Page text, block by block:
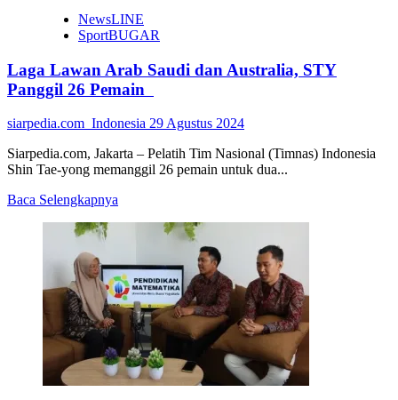
NewsLINE
SportBUGAR
Laga Lawan Arab Saudi dan Australia, STY
Panggil 26 Pemain
siarpedia.com_Indonesia 29 Agustus 2024
Siarpedia.com, Jakarta – Pelatih Tim Nasional (Timnas) Indonesia
Shin Tae-yong memanggil 26 pemain untuk dua...
Baca Selengkapnya
Lawan
Arab
Saudi
dan
Australia,
STY
Panggil
26
Pemain